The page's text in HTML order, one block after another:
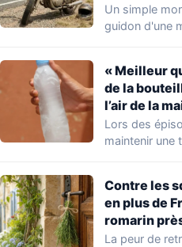
Un simple
guidon d'une
« Meilleur
de la
l’air de la
Lors des
maintenir une
Contre les
en plus de
romarin
La peur de